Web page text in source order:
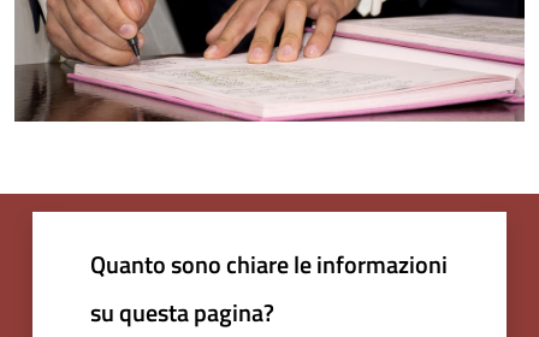
Quanto sono chiare le informazioni
su questa pagina?